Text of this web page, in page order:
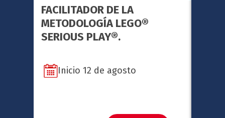
FACILITADOR DE LA
METODOLOGÍA LEGO®
SERIOUS PLAY®.
Inicio 12 de agosto